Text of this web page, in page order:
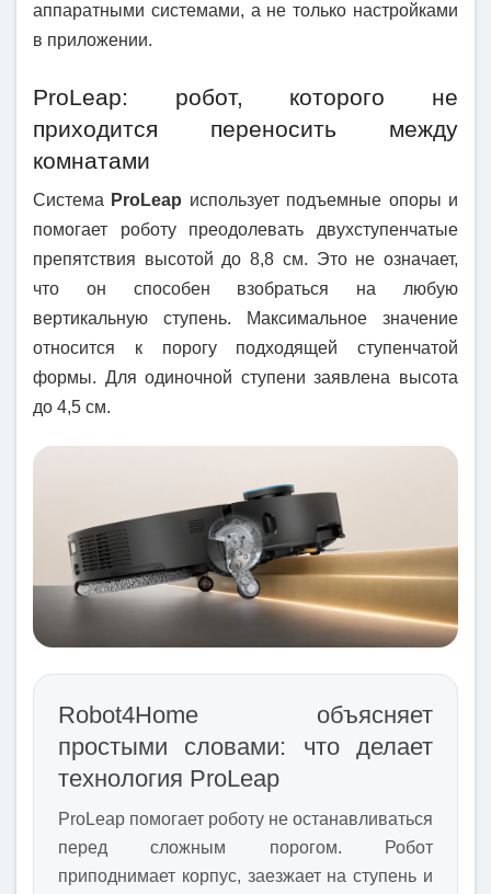
аппаратными системами, а не только настройками
в приложении.
ProLeap: робот, которого не
приходится переносить между
комнатами
Система ProLeap использует подъемные опоры и
помогает роботу преодолевать двухступенчатые
препятствия высотой до 8,8 см. Это не означает,
что он способен взобраться на любую
вертикальную ступень. Максимальное значение
относится к порогу подходящей ступенчатой
формы. Для одиночной ступени заявлена высота
до 4,5 см.
Robot4Home объясняет
простыми словами: что делает
технология ProLeap
ProLeap помогает роботу не останавливаться
перед сложным порогом. Робот
приподнимает корпус, заезжает на ступень и